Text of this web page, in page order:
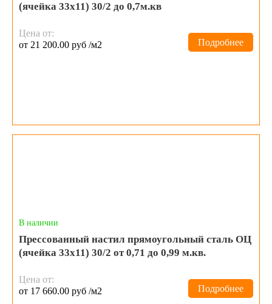
(ячейка 33х11) 30/2 до 0,7м.кв
Цена от:
от 21 200.00 руб /м2
Подробнее
В наличии
Прессованный настил прямоугольный сталь ОЦ
(ячейка 33х11) 30/2 от 0,71 до 0,99 м.кв.
Цена от:
от 17 660.00 руб /м2
Подробнее